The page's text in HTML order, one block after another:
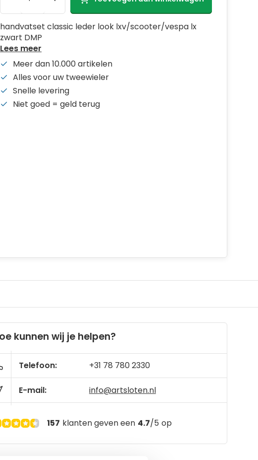
handvatset classic leder look lxv/scooter/vespa lx
zwart DMP
Lees meer
Meer dan 10.000 artikelen
Alles voor uw tweewieler
Snelle levering
Niet goed = geld terug
kunnen wij je helpen?
Telefoon: +31 78 780 2330
E-mail: info@artsloten.nl
157 klanten geven een 4.7/5 op